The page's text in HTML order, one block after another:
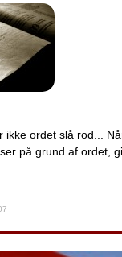
ikke ordet slå rod...
på grund af ordet,